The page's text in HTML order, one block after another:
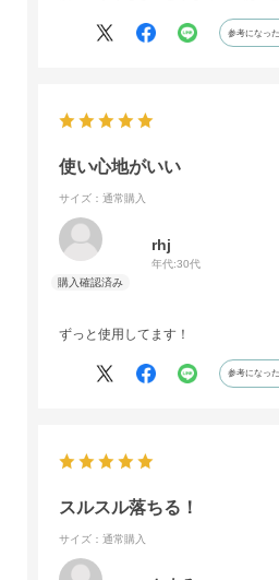
参考になった
使い心地がいい
サイズ：通常購入
rhj
年代:30代
ずっと使用してます！
参考になった
スルスル落ちる！
サイズ：通常購入